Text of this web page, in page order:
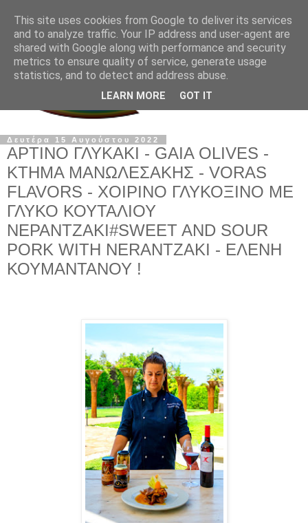
Δευτέρα 15 Αυγούστου 2022
ΑΡΤΙΝΟ ΓΛΥΚΑΚΙ - GAIA OLIVES -
ΚΤΗΜΑ ΜΑΝΩΛΕΣΑΚΗΣ - VORAS
FLAVORS - ΧΟΙΡΙΝΟ ΓΛΥΚΟΞΙΝΟ ΜΕ
ΓΛΥΚΟ ΚΟΥΤΑΛΙΟΥ
ΝΕΡΑΝΤΖΑΚΙ#SWEET AND SOUR
PORK WITH NERANTZAKI - ΕΛΕΝΗ
ΚΟΥΜΑΝΤΑΝΟΥ !
This site uses cookies from Google to deliver its services
and to analyze traffic. Your IP address and user-agent are
shared with Google along with performance and security
metrics to ensure quality of service, generate usage
statistics, and to detect and address abuse.
LEARN MORE GOT IT